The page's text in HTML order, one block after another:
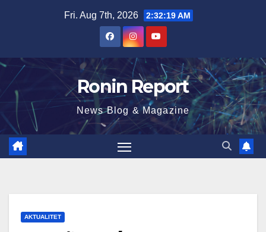
Fri. Aug 7th, 2026 2:32:20 AM
Ronin Report
News Blog & Magazine
AKTUALITET